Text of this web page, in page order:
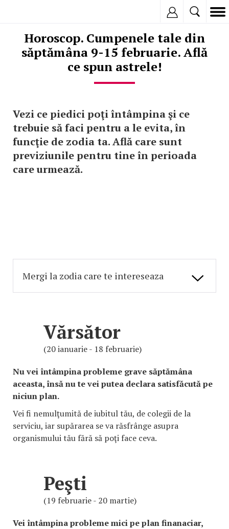
Horoscop. Cumpenele tale din
săptămâna 9-15 februarie. Află
ce spun astrele!
Vezi ce piedici poţi întâmpina şi ce
trebuie să faci pentru a le evita, în
funcţie de zodia ta. Află care sunt
previziunile pentru tine în perioada
care urmează.
Vărsător
(20 ianuarie - 18 februarie)
Nu vei întâmpina probleme grave săptămâna
aceasta, însă nu te vei putea declara satisfăcută pe
niciun plan.
Vei fi nemulţumită de iubitul tău, de colegii de la
serviciu, iar supărarea se va răsfrânge asupra
organismului tău fără să poţi face ceva.
Peşti
(19 februarie - 20 martie)
Vei întâmpina probleme mici pe plan finanaciar,